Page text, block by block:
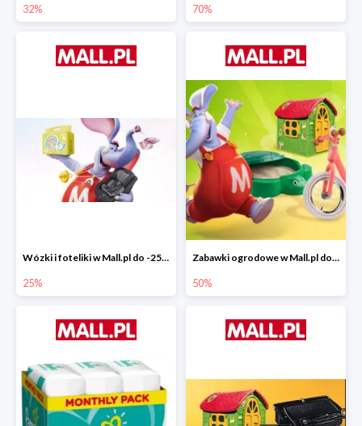
32% 70%
Wózki i foteliki w Mall.pl do -25%
25%
Zabawki ogrodowe w Mall.pl do -40%
50%